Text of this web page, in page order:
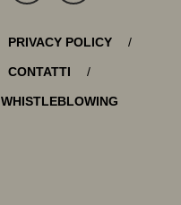
PRIVACY POLICY
CONTATTI
WHISTLEBLOWING